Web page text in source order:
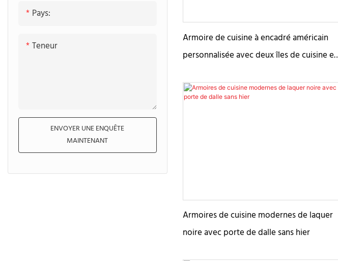
Pays:
Teneur
ENVOYER UNE ENQUÊTE
MAINTENANT
Armoire de cuisine à encadré américain
personnalisée avec deux îles de cuisine en
Armoires de cuisine modernes de laquer
noire avec porte de dalle sans hier